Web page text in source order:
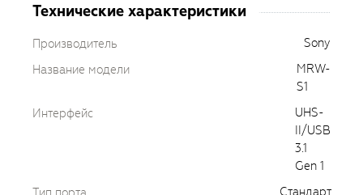
Технические характеристики
Производитель
Sony
Название модели
MRW-
S1
Интерфейс
UHS-
II/USB
3.1
Gen 1